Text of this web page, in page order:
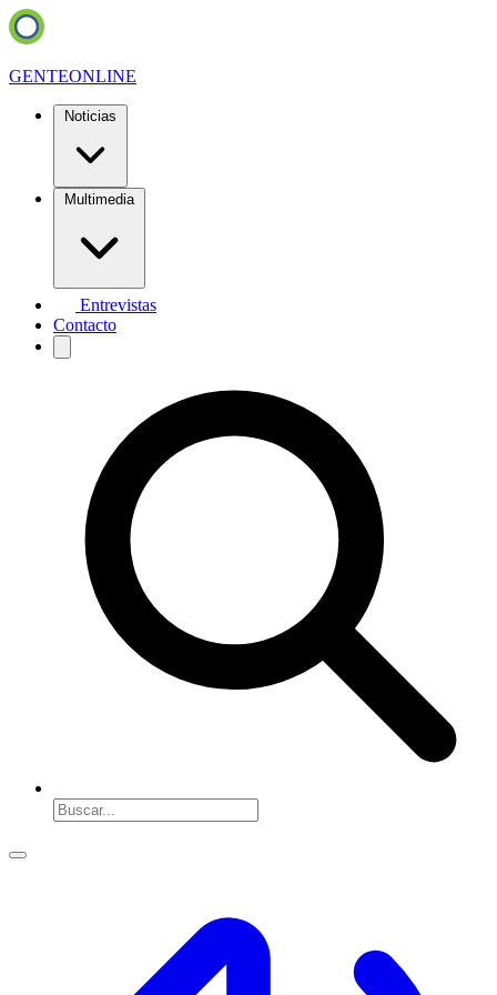
GENTEONLINE
Noticias
Multimedia
Entrevistas
Contacto